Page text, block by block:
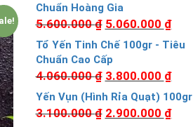
Chuẩn Hoàng Gia
5.600.000₫ 5.060.000 ₫
Tổ Yến Tinh Chế 100gr - Tiêu
Chuẩn Cao Cấp
4.060.000₫ 3.800.000 ₫
Yến Vụn (Hình Rỉa Quạt) 100gr
3.100.000₫ 2.900.000 ₫